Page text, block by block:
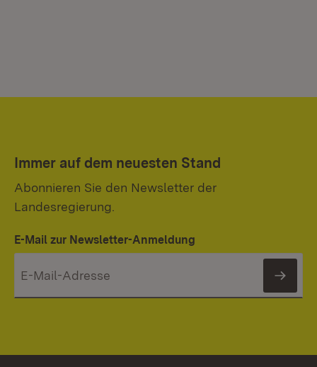
Immer auf dem neuesten Stand
Abonnieren Sie den Newsletter der
Landesregierung.
E-Mail zur Newsletter-Anmeldung